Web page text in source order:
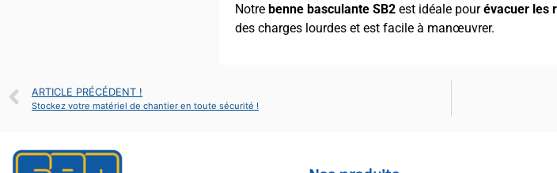
Notrebenne basculante SB2 est idéale pourévacuer les
des charges lourdes et est facile à manœuvrer.
ARTICLE PRÉCÉDENT !
Stockez votre matériel de chantier en toute sécurité !